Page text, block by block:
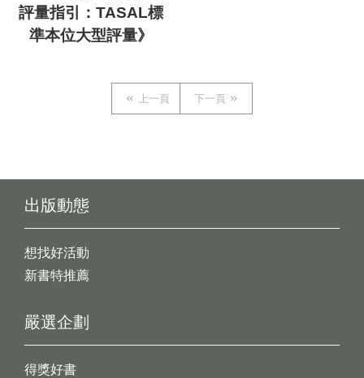
評量指引：TASAL標
準本位大型評量》
上一頁 下一頁
出版動態
想找好活動
新書特推薦
嚴選企劃
得獎好書